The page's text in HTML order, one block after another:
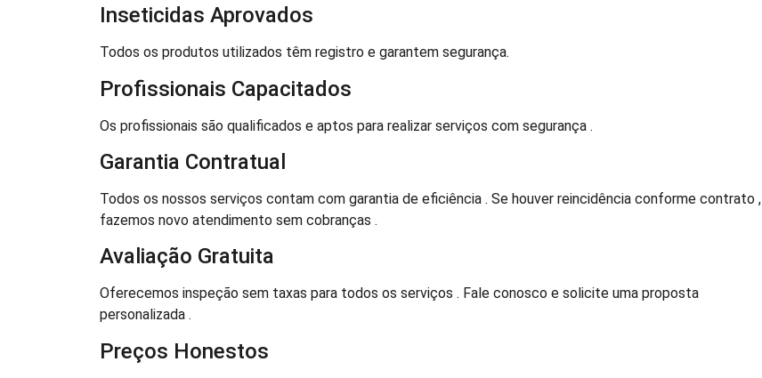
Inseticidas Aprovados
Todos os produtos utilizados têm registro e garantem segurança.
Profissionais Capacitados
Os profissionais são qualificados e aptos para realizar serviços com segurança .
Garantia Contratual
Todos os nossos serviços contam com garantia de eficiência . Se houver reincidência conforme contrato ,
fazemos novo atendimento sem cobranças .
Avaliação Gratuita
Oferecemos inspeção sem taxas para todos os serviços . Fale conosco e solicite uma proposta
personalizada .
Preços Honestos